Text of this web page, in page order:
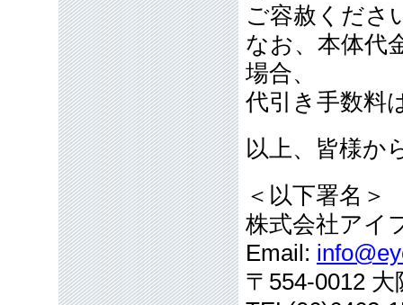
ご容赦くださ
なお、本体代
場合、
代引き手数料
以上、皆様か
＜以下署名＞
株式会社アイ
Email:
〒554-0012